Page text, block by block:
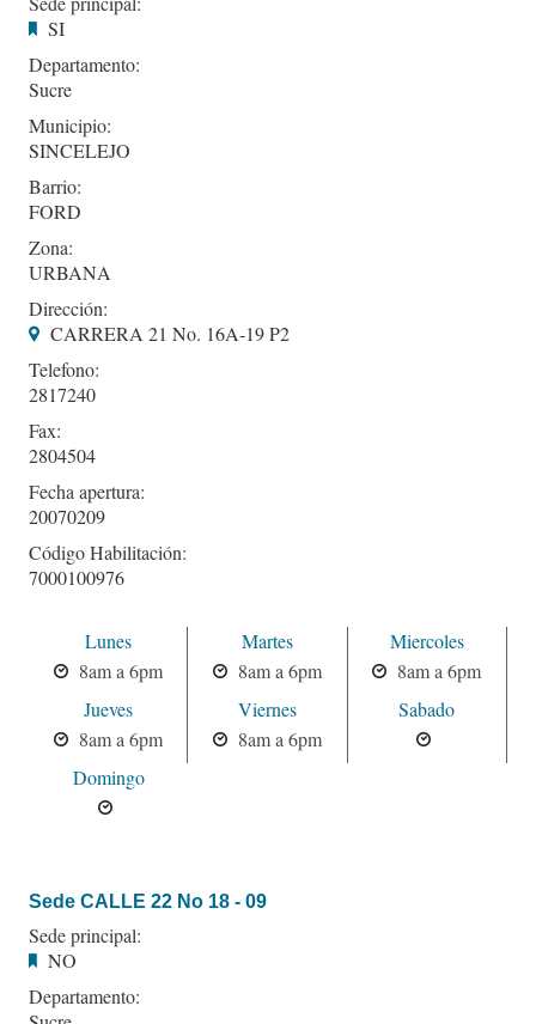
SI
Departamento:
Sucre
Municipio:
SINCELEJO
Barrio:
FORD
Zona:
URBANA
Dirección:
CARRERA 21 No. 16A-19 P2
Telefono:
2817240
Fax:
2804504
Fecha apertura:
20070209
Código Habilitación:
7000100976
Lunes
8am a 6pm
Martes
8am a 6pm
Miercoles
8am a 6pm
Jueves
8am a 6pm
Viernes
8am a 6pm
Sabado
Domingo
Sede CALLE 22 No 18 - 09
Sede principal:
NO
Departamento: